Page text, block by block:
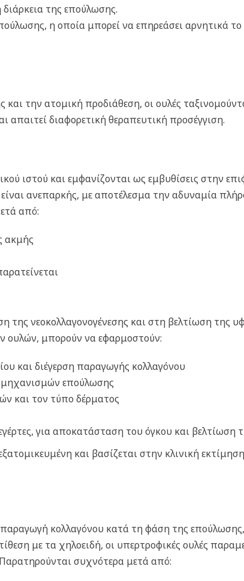
της επούλωσης.
η οποία μπορεί να επηρεάσει αρνητικά
την ατομική προδιάθεση, οι ουλές
απαιτεί διαφορετική θεραπευτική προσέγγιση.
ιστού και εμφανίζονται ως εμβυθίσεις στην
ανεπαρκής, με αποτέλεσμα την αδυναμία
από:
ακμής
νεοκολλαγονογένεσης και στη βελτίωση της
ουλών, μπορούν να εφαρμοστούν:
και διέγερση παραγωγής κολλαγόνου
επούλωσης
και τον τύπο δέρματος
για αποκατάσταση του όγκου και βελτίωση
και βασίζεται στην κλινική
κολλαγόνου κατά τη φάση της
με τα χηλοειδή, οι υπερτροφικές ουλές
Παρατηρούνται συχνότερα μετά από: